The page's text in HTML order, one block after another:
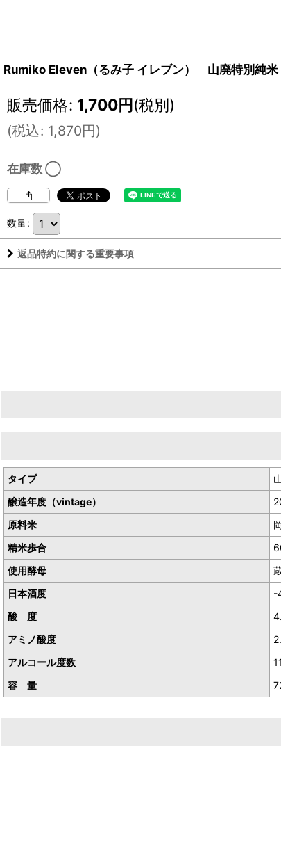
Rumiko Eleven（るみ子 イレブン） 山廃特別
販売価格: 1,700円(税別)
(税込: 1,870円)
在庫数 ◯
数量:
返品特約に関する重要事項
タイプ
醸造年度（vintage）
原料米
精米歩合
使用酵母
日本酒度
-
酸 度
アミノ酸度
アルコール度数
容 量